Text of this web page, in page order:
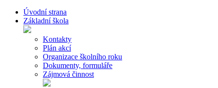
Úvodní strana
Základní škola
Kontakty
Plán akcí
Organizace školního roku
Dokumenty, formuláře
Zájmová činnost